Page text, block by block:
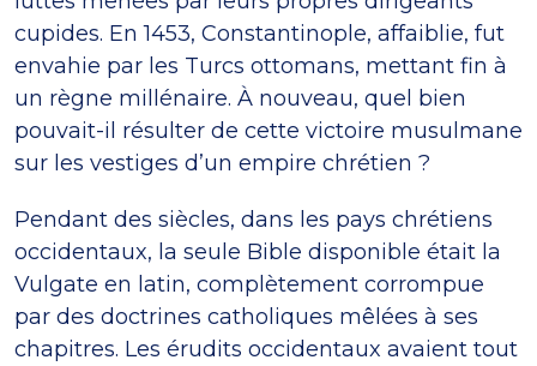
cupides. En 1453, Constantinople, affaiblie, fut
envahie par les Turcs ottomans, mettant fin à
un règne millénaire. À nouveau, quel bien
pouvait-il résulter de cette victoire musulmane
sur les vestiges d’un empire chrétien ?
Pendant des siècles, dans les pays chrétiens
occidentaux, la seule Bible disponible était la
Vulgate en latin, complètement corrompue
par des doctrines catholiques mêlées à ses
chapitres. Les érudits occidentaux avaient tout